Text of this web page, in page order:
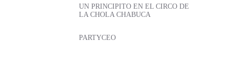
UN PRINCIPITO EN EL CIRCO DE
LA CHOLA CHABUCA
PARTYCEO